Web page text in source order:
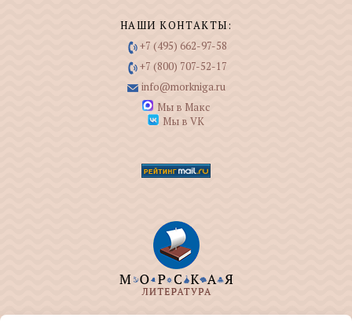
НАШИ КОНТАКТЫ:
+7 (495) 662-97-58
+7 (800) 707-52-17
info@morkniga.ru
Мы в Макс
Мы в VK